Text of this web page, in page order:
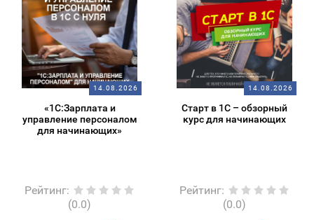
14.08.2026
«1С:Зарплата и
управление персоналом
для начинающих»
Рейтинг:
(0.0)
14.08.2026
Старт в 1С – обзорный
курс для начинающих
Рейтинг:
(0.0)